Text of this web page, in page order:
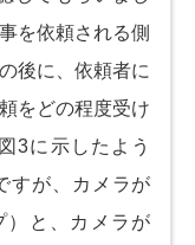
を依頼される側
後に、依頼者に
をどの程度受け
3に示したよう
すが、カメラが
）と、カメラが